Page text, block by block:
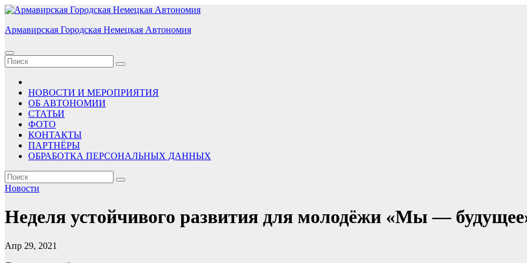
Перейти
содержимому
Армавирская Городская Немецкая Автономия
НОВОСТИ И МЕРОПРИЯТИЯ
ОБ АВТОНОМИИ
СТАТЬИ
ФОТО
КОНТАКТЫ
ПАРТНЁРЫ
ОБРАБОТКА ПЕРСОНАЛЬНЫХ ДАННЫХ
Новости
Неделя устойчивого развития для молодёжи «Мы —
Апр 29, 2021